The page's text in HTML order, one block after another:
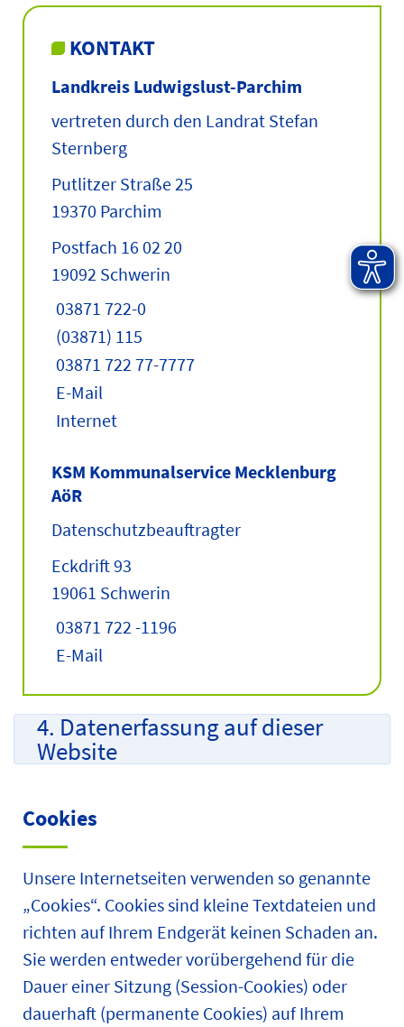
KONTAKT
Landkreis Ludwigslust-Parchim
vertreten durch den Landrat Stefan
Sternberg
Putlitzer Straße 25
19370 Parchim
Postfach 16 02 20
19092 Schwerin
03871 722-0
(03871) 115
03871 722 77-7777
E-Mail
Internet
KSM Kommunalservice Mecklenburg
AöR
Datenschutzbeauftragter
Eckdrift 93
19061 Schwerin
03871 722 -1196
E-Mail
4. Datenerfassung auf dieser
Website
Cookies
Unsere Internetseiten verwenden so genannte
„Cookies“. Cookies sind kleine Textdateien und
richten auf Ihrem Endgerät keinen Schaden an.
Sie werden entweder vorübergehend für die
Dauer einer Sitzung (Session-Cookies) oder
dauerhaft (permanente Cookies) auf Ihrem